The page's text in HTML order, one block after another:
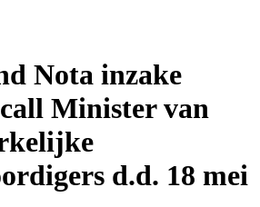
Nota inzake
Minister van
d.d. 18 mei